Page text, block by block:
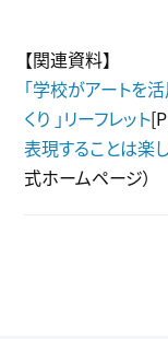
【関連資料】
「学校がアートを
くり 」リーフレット
表現することは楽
式ホームページ）